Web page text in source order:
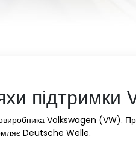
Volkswagen (VW).
Deutsche Welle.